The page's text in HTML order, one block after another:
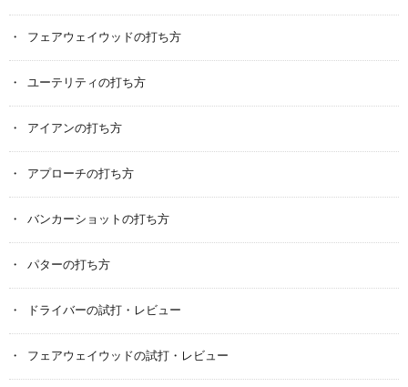
フェアウェイウッドの打ち方
ユーテリティの打ち方
アイアンの打ち方
アプローチの打ち方
バンカーショットの打ち方
パターの打ち方
ドライバーの試打・レビュー
フェアウェイウッドの試打・レビュー